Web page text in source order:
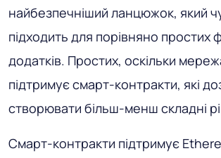
найбезпечніший ланцюжок, який
підходить для порівняно простих
додатків. Простих, оскільки
підтримує смарт-контракти, які
створювати більш-менш складні
Смарт-контракти підтримує